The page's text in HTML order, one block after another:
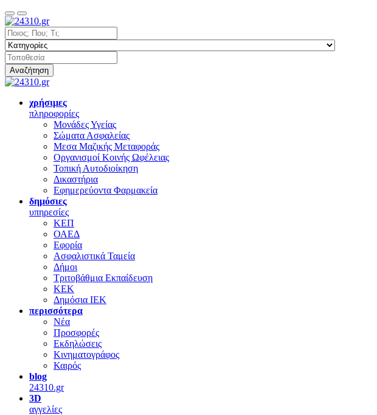
Αναζήτηση
χρήσιμες
πληροφορίες
Μονάδες Υγείας
Σώματα Ασφαλείας
Μεσα Μαζικής Μεταφοράς
Οργανισμοί Κοινής Ωφέλειας
Τοπική Αυτοδιοίκηση
Δικαστήρια
Εφημερεύοντα Φαρμακεία
δημόσιες
υπηρεσίες
ΚΕΠ
ΟΑΕΔ
Εφορία
Ασφαλιστικά Ταμεία
Δήμοι
Τριτοβάθμια Εκπαίδευση
ΚΕΚ
Δημόσια ΙΕΚ
περισσότερα
Νέα
Προσφορές
Εκδηλώσεις
Κινηματογράφος
Καιρός
blog
24310.gr
3D
αγγελίες